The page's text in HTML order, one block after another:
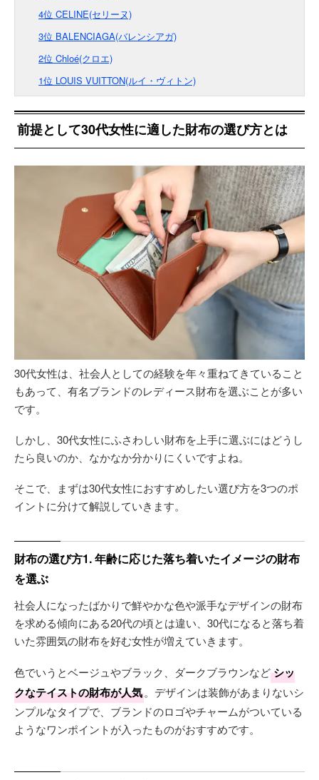
4位 CELINE(セリーヌ)
3位 BALENCIAGA(バレンシアガ)
2位 Chloé(クロエ)
1位 LOUIS VUITTON(ルイ・ヴィトン)
前提として30代女性に適した財布の選び方とは
30代女性は、社会人としての経験を年々重ねてきていること
もあって、有名ブランドのレディース財布を選ぶことが多い
です。
しかし、30代女性にふさわしい財布を上手に選ぶにはどうし
たら良いのか、なかなか分かりにくいですよね。
そこで、まずは30代女性におすすめしたい選び方を3つのポ
イントに分けて解説していきます。
財布の選び方1. 年齢に応じた落ち着いたイメージの財布
を選ぶ
社会人になったばかりで鮮やかな色や派手なデザインの財布
を求める傾向にある20代の頃とは違い、30代になると落ち着
いた雰囲気の財布を好む女性が増えていきます。
色でいうとベージュやブラック、ダークブラウンなどシッ
クなテイストの財布が人気。デザインは装飾があまりないシ
ンプルなタイプで、ブランドのロゴやチャームがついている
ようなワンポイントが入ったものがおすすめです。